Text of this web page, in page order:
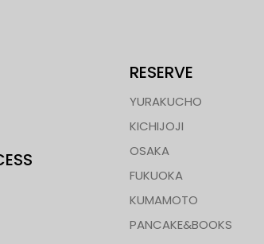
RESERVE
YURAKUCHO
KICHIJOJI
OSAKA
FUKUOKA
KUMAMOTO
PANCAKE&BOOKS